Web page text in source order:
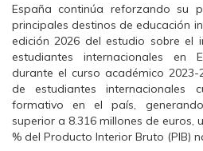
España continúa reforzando su
principales destinos de educación
edición 2026 del estudio sobre el
estudiantes internacionales en
durante el curso académico
de estudiantes internacionales
formativo en el país,
superior a 8.316 millones de euros,
% del Producto Interior Bruto (PIB)